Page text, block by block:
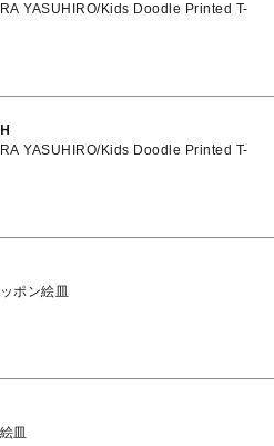
YASUHIRO/Kids Doodle Printed T-
YASUHIRO/Kids Doodle Printed T-
ポン絵皿
皿